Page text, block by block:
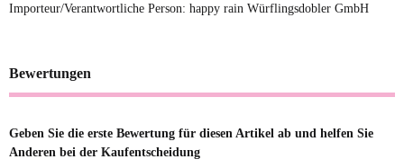
Importeur/Verantwortliche Person: happy rain Würflingsdobler GmbH
Bewertungen
Geben Sie die erste Bewertung für diesen Artikel ab und helfen Sie
Anderen bei der Kaufentscheidung